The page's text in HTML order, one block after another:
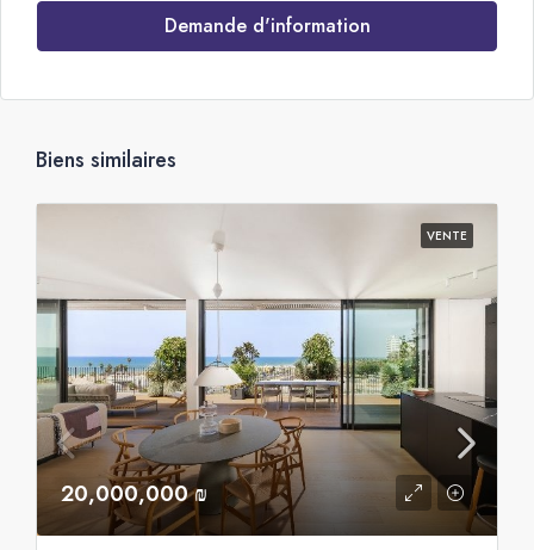
Demande d'information
Biens similaires
VENTE
20,000,000 ₪